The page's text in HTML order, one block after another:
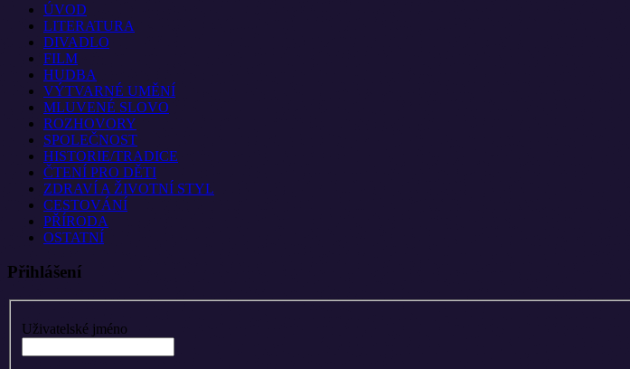
ÚVOD
LITERATURA
DIVADLO
FILM
HUDBA
VÝTVARNÉ UMĚNÍ
MLUVENÉ SLOVO
ROZHOVORY
SPOLEČNOST
HISTORIE/TRADICE
ČTENÍ PRO DĚTI
ZDRAVÍ A ŽIVOTNÍ STYL
CESTOVÁNÍ
PŘÍRODA
OSTATNÍ
Přihlášení
Uživatelské jméno